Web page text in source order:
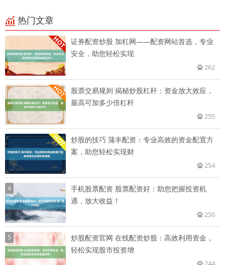
热门文章
证券配资炒股 加杠网——配资网站首选，专业
安全，助您轻松实现
262
股票交易规则 揭秘炒股杠杆：资金放大效应，
最高可加多少倍杠杆
255
炒股的技巧 蒲丰配资：专业高效的资金配置方
案，助您轻松实现财
254
4
手机股票配资 股票配资好：助您把握投资机
遇，放大收益！
250
5
炒股配资官网 在线配资炒股：高效利用资金，
轻松实现股市投资增